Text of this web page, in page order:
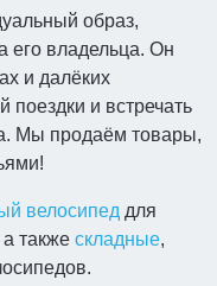
образ,
его владельца. Он
и далёких
поездки и встречать
Мы продаём товары,
велосипед для
также складные,